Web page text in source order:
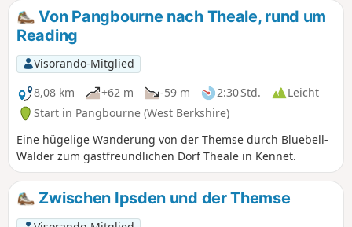
Von Pangbourne nach Theale, rund um
Reading
Visorando-Mitglied
8,08 km
+62 m -59 m 2:30 Std.
Leicht
Start in Pangbourne (West Berkshire)
Eine hügelige Wanderung von der Themse durch Bluebell-
Wälder zum gastfreundlichen Dorf Theale in Kennet.
Zwischen Ipsden und der Themse